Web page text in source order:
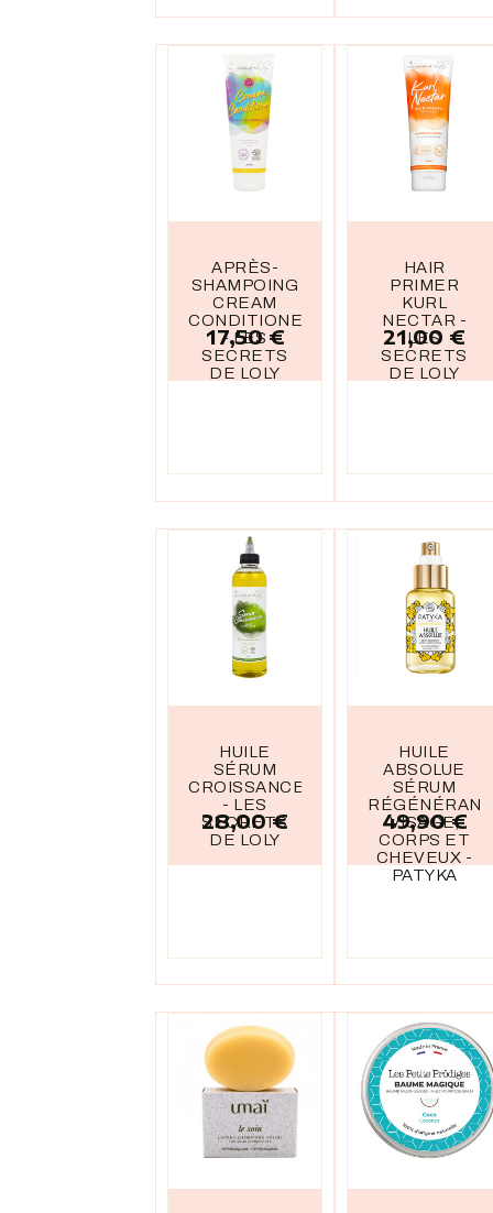
APRÈS-
SHAMPOING
CREAM
CONDITIONER
- LES
SECRETS
DE LOLY
Prix
17,50 €
HAIR
PRIMER
KURL
NECTAR -
LES
SECRETS
DE LOLY
Prix
21,00 €
HUILE
SÉRUM
CROISSANCE
- LES
SECRETS
DE LOLY
Prix
28,00 €
HUILE
ABSOLUE
SÉRUM
RÉGÉNÉRANT
VISAGE,
CORPS ET
CHEVEUX -
PATYKA
Prix
49,90 €